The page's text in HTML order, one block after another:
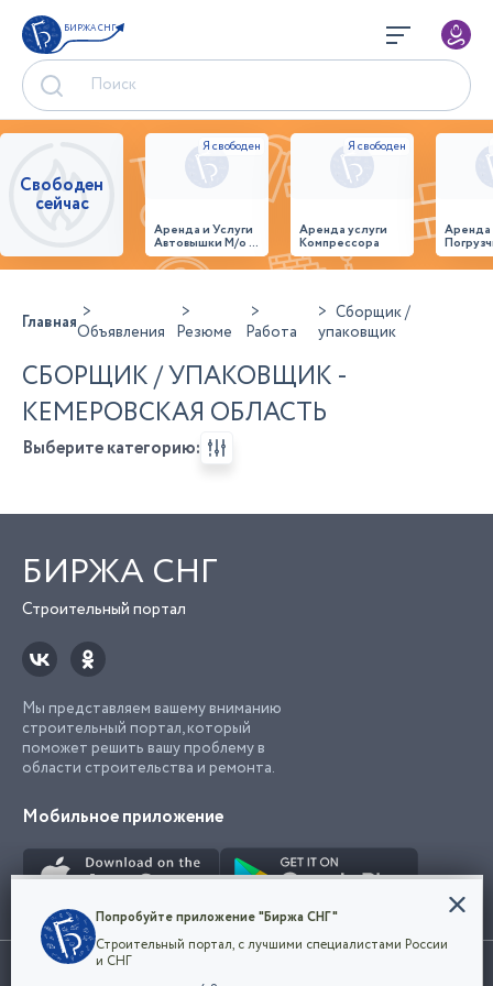
БИРЖА СНГ
Свободен
сейчас
Аренда и Услуги
Автовышки М/о г.
Домодедово
26,28,32 место
Аренда услуги
Компрессора
ГлавнаяОбъявления Резюме Работа
Сборщик /
упаковщик
СБОРЩИК / УПАКОВЩИК -
КЕМЕРОВСКАЯ ОБЛАСТЬ
Выберите категорию:
БИРЖА СНГ
Строительный портал
Мы представляем вашему вниманию
строительный портал, который
поможет решить вашу проблему в
области строительства и ремонта.
Мобильное приложение
Использование сайта, в том числе подача объявлений, означает
Конфиденциальность
Мы используем файлы cookie, чтобы сделать
наш сайт удобным для каждого
Попробуйте приложение "Биржа СНГ"
Строительный портал, с лучшими специалистами России
и СНГ